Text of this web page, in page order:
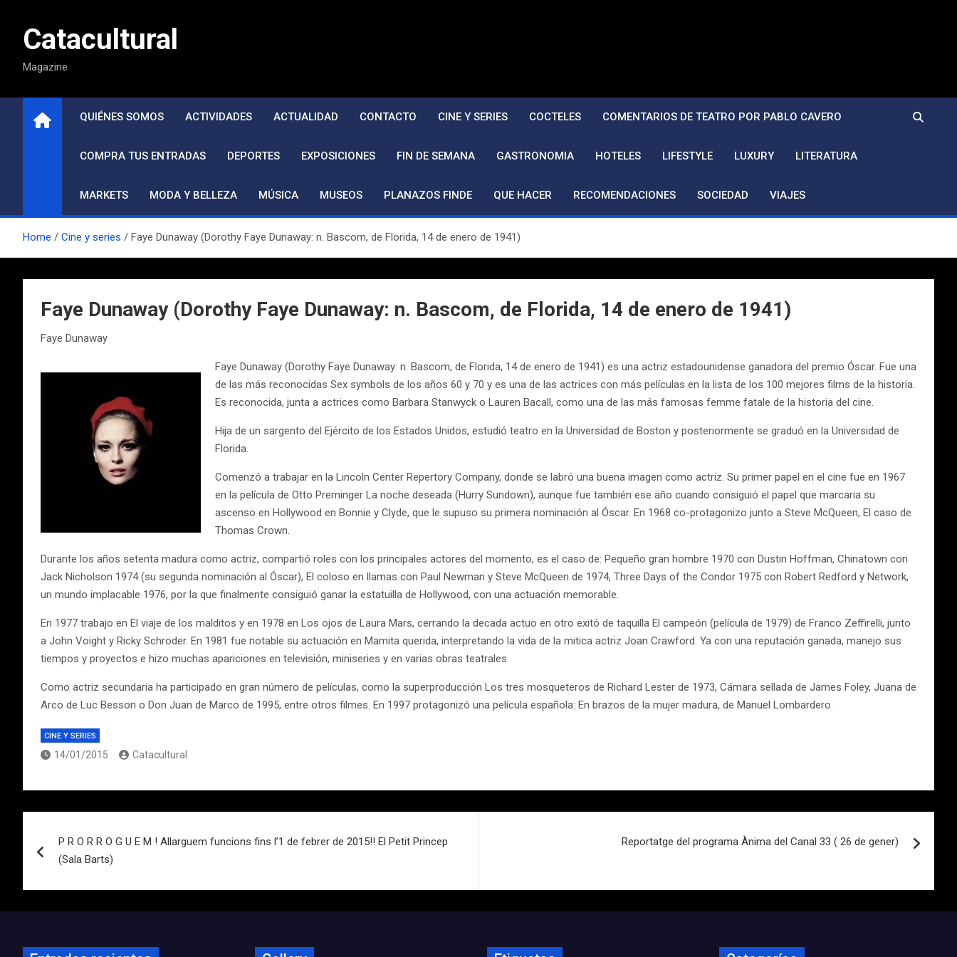
contenidoCatacultural
Magazine
QUIÉNES SOMOS ACTIVIDADES ACTUALIDAD CONTACTO CINE Y SERIES COCTELES COMENTARIOS DE TEATRO POR PABLO CAVERO
COMPRA TUS ENTRADAS DEPORTES EXPOSICIONES FIN DE SEMANA GASTRONOMIA HOTELES LIFESTYLE LUXURY LITERATURA
MARKETS MODA Y BELLEZA MÚSICA MUSEOS PLANAZOS FINDE QUE HACER RECOMENDACIONES SOCIEDAD VIAJES
Home Cine y series Faye Dunaway (Dorothy Faye Dunaway: n. Bascom, de Florida, 14 de enero de 1941)
Faye Dunaway (Dorothy Faye Dunaway: n. Bascom, de Florida, 14 de enero de 1941)
Faye Dunaway
Faye Dunaway (Dorothy Faye Dunaway: n. Bascom, de Florida, 14 de enero de 1941) es una actriz estadounidense ganadora del premio Óscar. Fue una
de las más reconocidas Sex symbols de los años 60 y 70 y es una de las actrices con más películas en la lista de los 100 mejores films de la historia.
Es reconocida, junta a actrices como Barbara Stanwyck o Lauren Bacall, como una de las más famosas femme fatale de la historia del cine.
Hija de un sargento del Ejército de los Estados Unidos, estudió teatro en la Universidad de Boston y posteriormente se graduó en la Universidad de
Florida.
Comenzó a trabajar en la Lincoln Center Repertory Company, donde se labró una buena imagen como actriz. Su primer papel en el cine fue en 1967
en la película de Otto Preminger La noche deseada (Hurry Sundown), aunque fue también ese año cuando consiguió el papel que marcaria su
ascenso en Hollywood en Bonnie y Clyde, que le supuso su primera nominación al Óscar. En 1968 co-protagonizo junto a Steve McQueen, El caso de
Thomas Crown.
Durante los años setenta madura como actriz, compartió roles con los principales actores del momento, es el caso de: Pequeño gran hombre 1970 con Dustin Hoffman, Chinatown con
Jack Nicholson 1974 (su segunda nominación al Óscar), El coloso en llamas con Paul Newman y Steve McQueen de 1974, Three Days of the Condor 1975 con Robert Redford y Network,
un mundo implacable 1976, por la que finalmente consiguió ganar la estatuilla de Hollywood, con una actuación memorable.
En 1977 trabajo en El viaje de los malditos y en 1978 en Los ojos de Laura Mars, cerrando la decada actuo en otro exitó de taquilla El campeón (película de 1979) de Franco Zeffirelli, junto
a John Voight y Ricky Schroder. En 1981 fue notable su actuación en Mamita querida, interpretando la vida de la mitica actriz Joan Crawford. Ya con una reputación ganada, manejo sus
tiempos y proyectos e hizo muchas apariciones en televisión, miniseries y en varias obras teatrales.
Como actriz secundaria ha participado en gran número de películas, como la superproducción Los tres mosqueteros de Richard Lester de 1973, Cámara sellada de James Foley, Juana de
Arco de Luc Besson o Don Juan de Marco de 1995, entre otros filmes. En 1997 protagonizó una película española: En brazos de la mujer madura, de Manuel Lombardero.
CINE Y SERIES
14/01/2015 Catacultural
de
entradas
P R O R R O G U E M ! Allarguem funcions fins l’1 de febrer de 2015!! El Petit Princep
(Sala Barts)
Reportatge del programa Ànima del Canal 33 ( 26 de gener)